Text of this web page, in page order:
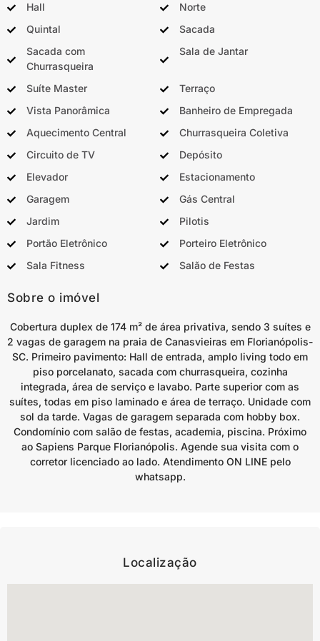
Hall
Norte
Quintal
Sacada
Sacada com
Churrasqueira
Sala de Jantar
Suíte Master
Terraço
Vista Panorâmica
Banheiro de Empregada
Aquecimento Central
Churrasqueira Coletiva
Circuito de TV
Depósito
Elevador
Estacionamento
Garagem
Gás Central
Jardim
Pilotis
Portão Eletrônico
Porteiro Eletrônico
Sala Fitness
Salão de Festas
Sobre o imóvel
Cobertura duplex de 174 m² de área privativa, sendo 3 suítes e
2 vagas de garagem na praia de Canasvieiras em Florianópolis-
SC. Primeiro pavimento: Hall de entrada, amplo living todo em
piso porcelanato, sacada com churrasqueira, cozinha
integrada, área de serviço e lavabo. Parte superior com as
suítes, todas em piso laminado e área de terraço. Unidade com
sol da tarde. Vagas de garagem separada com hobby box.
Condomínio com salão de festas, academia, piscina. Próximo
ao Sapiens Parque Florianópolis. Agende sua visita com o
corretor licenciado ao lado. Atendimento ON LINE pelo
whatsapp.
Localização